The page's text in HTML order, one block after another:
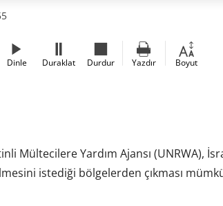
Dinle Duraklat Durdur Yazdır Boyut
Mültecilere Yardım Ajansı (UNRWA),
istediği bölgelerden çıkması